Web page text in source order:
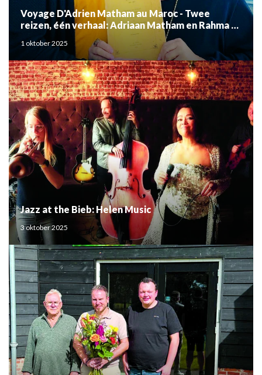
Voyage D'Adrien Matham au Maroc - Twee
reizen, één verhaal: Adriaan Matham en Rahma el
Mouden
1 oktober 2025
Jazz at the Bieb: Helen Music
3 oktober 2025